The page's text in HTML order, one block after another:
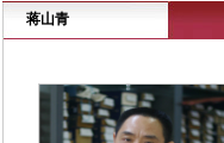
蒋山青